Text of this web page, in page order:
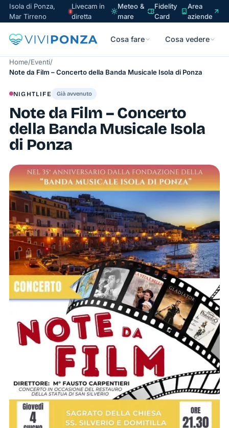
Isola di Ponza,
Mar Tirreno
Livecam in
diretta
Meteo &
mare
Fidelity
Card
Area
aziende
Cosa fare Cosa vedere
Home/Eventi/
Note da Film – Concerto della Banda Musicale Isola di Ponza
NIGHTLIFE Già avvenuto
Note da Film – Concerto
della Banda Musicale Isola
di Ponza